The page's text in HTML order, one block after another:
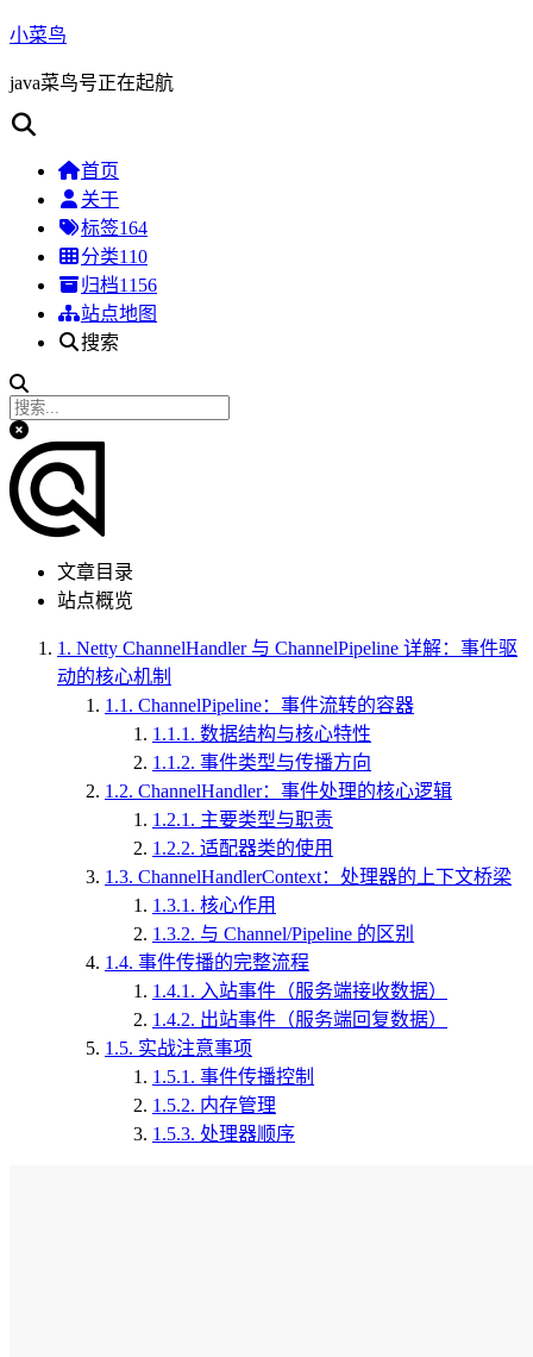
小菜鸟
java菜鸟号正在起航
首页
关于
标签164
分类110
归档1156
站点地图
搜索
文章目录
站点概览
1. Netty ChannelHandler 与 ChannelPipeline 详解：事件驱
动的核心机制
1.1. ChannelPipeline：事件流转的容器
1.1.1. 数据结构与核心特性
1.1.2. 事件类型与传播方向
1.2. ChannelHandler：事件处理的核心逻辑
1.2.1. 主要类型与职责
1.2.2. 适配器类的使用
1.3. ChannelHandlerContext：处理器的上下文桥梁
1.3.1. 核心作用
1.3.2. 与 Channel/Pipeline 的区别
1.4. 事件传播的完整流程
1.4.1. 入站事件（服务端接收数据）
1.4.2. 出站事件（服务端回复数据）
1.5. 实战注意事项
1.5.1. 事件传播控制
1.5.2. 内存管理
1.5.3. 处理器顺序